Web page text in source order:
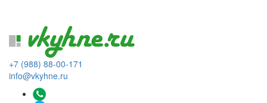
+7 (988) 88-00-171
info@vkyhne.ru